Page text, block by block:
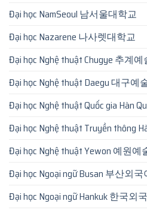
Đại học NamSeoul 남서울대학교
Đại học Nazarene 나사렛대학교
Đại học Nghệ thuật Chugye 추계
Đại học Nghệ thuật Daegu 대구예
Đại học Nghệ thuật Quốc gia Hàn
Đại học Nghệ thuật Truyền thông
Đại học Nghệ thuật Yewon 예원예
Đại học Ngoại ngữ Busan 부산외
Đại học Ngoại ngữ Hankuk 한국외